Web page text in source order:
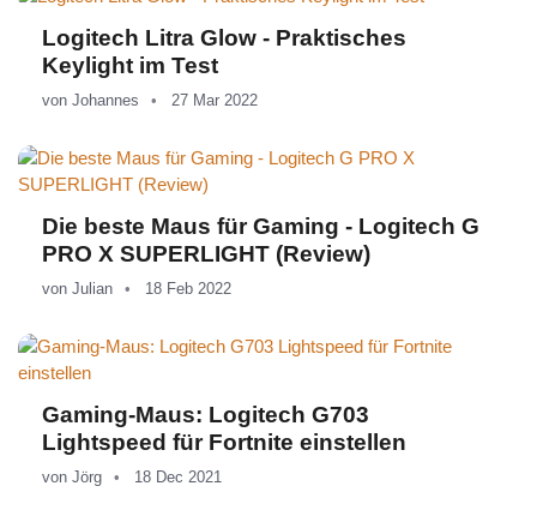
Logitech Litra Glow - Praktisches
Keylight im Test
von Johannes 27 Mar 2022
Die beste Maus für Gaming - Logitech G
PRO X SUPERLIGHT (Review)
von Julian 18 Feb 2022
Gaming-Maus: Logitech G703
Lightspeed für Fortnite einstellen
von Jörg 18 Dec 2021